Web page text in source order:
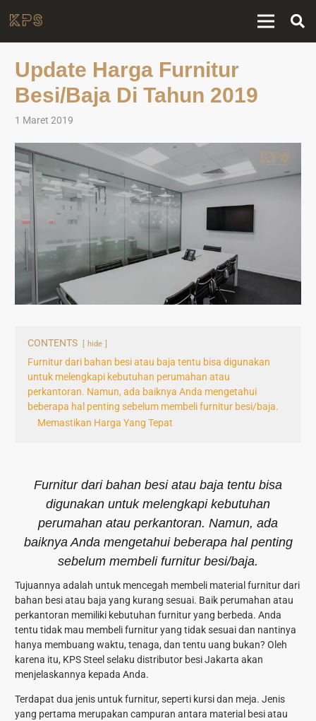
Update Harga Furnitur
Besi/Baja Di Tahun 2019
1 Maret 2019
CONTENTS hide
Furnitur dari bahan besi atau baja tentu bisa digunakan
untuk melengkapi kebutuhan perumahan atau
perkantoran. Namun, ada baiknya Anda mengetahui
beberapa hal penting sebelum membeli furnitur besi/baja.
Memastikan Harga Yang Tepat
Furnitur dari bahan besi atau baja tentu bisa
digunakan untuk melengkapi kebutuhan
perumahan atau perkantoran. Namun, ada
baiknya Anda mengetahui beberapa hal penting
sebelum membeli furnitur besi/baja.
Tujuannya adalah untuk mencegah membeli material furnitur dari
bahan besi atau baja yang kurang sesuai. Baik perumahan atau
perkantoran memiliki kebutuhan furnitur yang berbeda. Anda
tentu tidak mau membeli furnitur yang tidak sesuai dan nantinya
hanya membuang waktu, tenaga, dan tentu uang bukan? Oleh
karena itu, KPS Steel selaku distributor besi Jakarta akan
menjelaskannya kepada Anda.
Terdapat dua jenis untuk furnitur, seperti kursi dan meja. Jenis
yang pertama merupakan campuran antara material besi atau